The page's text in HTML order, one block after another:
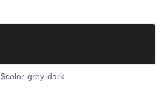
$color-grey-dark